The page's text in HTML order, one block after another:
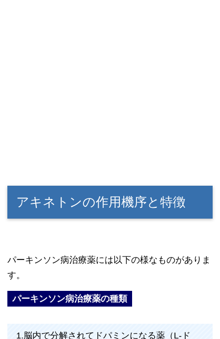
アキネトンの作用機序と特徴
パーキンソン病治療薬には以下の様なものがありま
す。
パーキンソン病治療薬の種類
1.脳内で分解されてドパミンになる薬（L-ド